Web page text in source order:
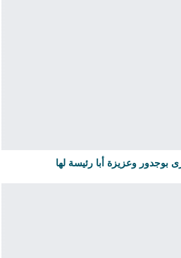
بوجدور وعزيزة أبا رئيسة لها